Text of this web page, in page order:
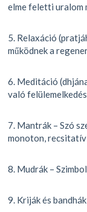
elme feletti uralom
5. Relaxáció
működnek a
6. Meditáció
való
7. Mantrák – Szó
monoton,
8. Mudrák –
9. Kriják és